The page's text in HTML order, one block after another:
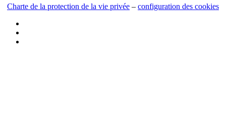
Charte de la protection de la vie privée – configuration des cookies